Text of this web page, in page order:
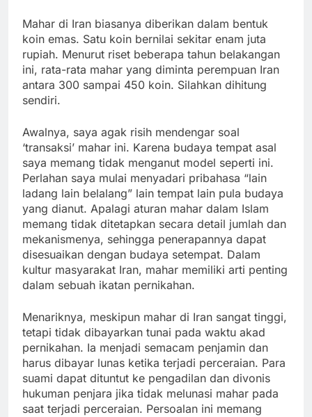
Mahar di Iran biasanya diberikan dalam bentuk
koin emas. Satu koin bernilai sekitar enam juta
rupiah. Menurut riset beberapa tahun belakangan
ini, rata-rata mahar yang diminta perempuan Iran
antara 300 sampai 450 koin. Silahkan dihitung
sendiri.
Awalnya, saya agak risih mendengar soal
‘transaksi’ mahar ini. Karena budaya tempat asal
saya memang tidak menganut model seperti ini.
Perlahan saya mulai menyadari pribahasa “lain
ladang lain belalang” lain tempat lain pula budaya
yang dianut. Apalagi aturan mahar dalam Islam
memang tidak ditetapkan secara detail jumlah dan
mekanismenya, sehingga penerapannya dapat
disesuaikan dengan budaya setempat. Dalam
kultur masyarakat Iran, mahar memiliki arti penting
dalam sebuah ikatan pernikahan.
Menariknya, meskipun mahar di Iran sangat tinggi,
tetapi tidak dibayarkan tunai pada waktu akad
pernikahan. Ia menjadi semacam penjamin dan
harus dibayar lunas ketika terjadi perceraian. Para
suami dapat dituntut ke pengadilan dan divonis
hukuman penjara jika tidak melunasi mahar pada
saat terjadi perceraian. Persoalan ini memang